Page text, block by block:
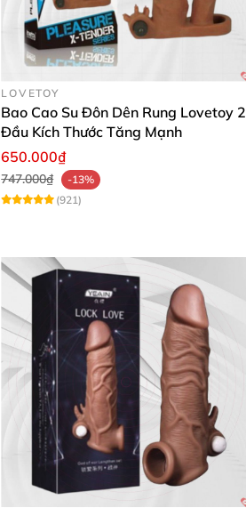
LOVETOY
Bao Cao Su Đôn Dên Rung Lovetoy 2
Đầu Kích Thước Tăng Mạnh
650.000₫
747.000₫
-13%
(921)